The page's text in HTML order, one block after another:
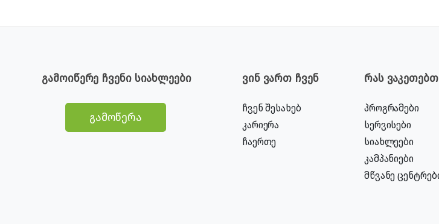
გამოიწერე ჩვენი სიახლეები
გამოწერა
ვინ ვართ ჩვენ
ჩვენ შესახებ
კარიერა
ჩაერთე
რას ვაკეთებთ
პროგრამები
სერვისები
სიახლეები
კამპანიები
მწვანე